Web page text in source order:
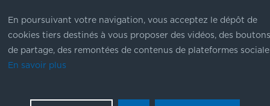
Mentions Légales
Données personnelles
© Ville de La Londe les Maures - 2023
En poursuivant votre navigation, vous acceptez le dépôt de
cookies tiers destinés à vous proposer des vidéos, des
de partage, des remontées de contenus de plateformes
En savoir plus